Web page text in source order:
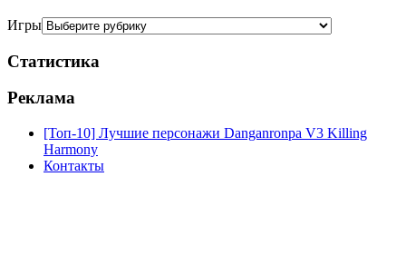
Игры
Статистика
Реклама
[Топ-10] Лучшие персонажи Danganronpa V3 Killing
Harmony
Контакты